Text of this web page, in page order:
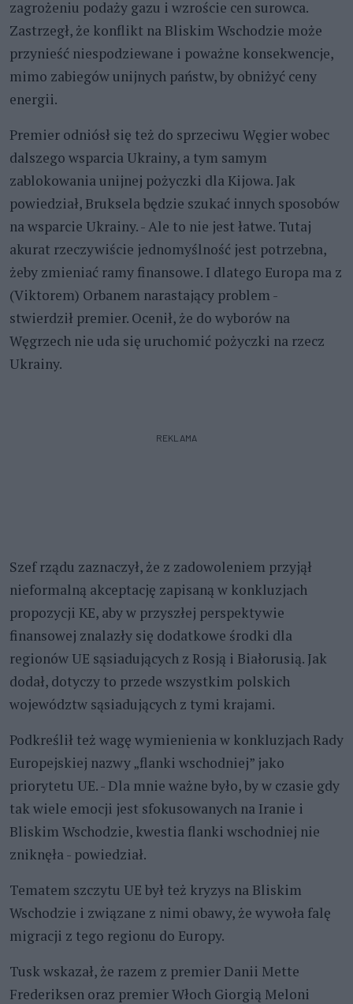
zagrożeniu podaży gazu i wzroście cen surowca.
Zastrzegł, że konflikt na Bliskim Wschodzie może
przynieść niespodziewane i poważne konsekwencje,
mimo zabiegów unijnych państw, by obniżyć ceny
energii.
Premier odniósł się też do sprzeciwu Węgier wobec
dalszego wsparcia Ukrainy, a tym samym
zablokowania unijnej pożyczki dla Kijowa. Jak
powiedział, Bruksela będzie szukać innych sposobów
na wsparcie Ukrainy. - Ale to nie jest łatwe. Tutaj
akurat rzeczywiście jednomyślność jest potrzebna,
żeby zmieniać ramy finansowe. I dlatego Europa ma z
(Viktorem) Orbanem narastający problem -
stwierdził premier. Ocenił, że do wyborów na
Węgrzech nie uda się uruchomić pożyczki na rzecz
Ukrainy.
REKLAMA
Szef rządu zaznaczył, że z zadowoleniem przyjął
nieformalną akceptację zapisaną w konkluzjach
propozycji KE, aby w przyszłej perspektywie
finansowej znalazły się dodatkowe środki dla
regionów UE sąsiadujących z Rosją i Białorusią. Jak
dodał, dotyczy to przede wszystkim polskich
województw sąsiadujących z tymi krajami.
Podkreślił też wagę wymienienia w konkluzjach Rady
Europejskiej nazwy „flanki wschodniej” jako
priorytetu UE. - Dla mnie ważne było, by w czasie gdy
tak wiele emocji jest sfokusowanych na Iranie i
Bliskim Wschodzie, kwestia flanki wschodniej nie
zniknęła - powiedział.
Tematem szczytu UE był też kryzys na Bliskim
Wschodzie i związane z nimi obawy, że wywoła falę
migracji z tego regionu do Europy.
Tusk wskazał, że razem z premier Danii Mette
Frederiksen oraz premier Włoch Giorgią Meloni